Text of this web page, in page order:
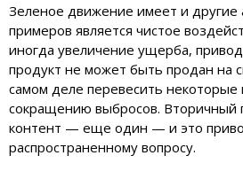
Зеленое движение имеет и другие
примеров является чистое
иногда увеличение ущерба,
продукт не может быть продан на
самом деле перевесить
сокращению выбросов. Вторичный
контент — еще один — и это
распространенному вопросу.